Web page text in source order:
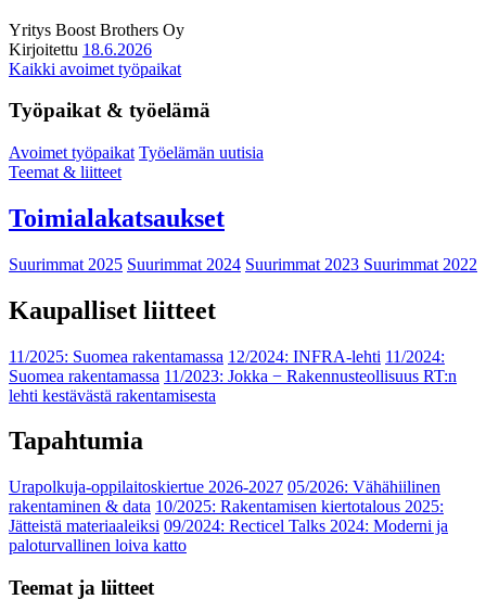
Yritys Boost Brothers Oy
Kirjoitettu 18.6.2026
Kaikki avoimet työpaikat
Työpaikat & työelämä
Avoimet työpaikat Työelämän uutisia
Teemat & liitteet
Toimialakatsaukset
Suurimmat 2025 Suurimmat 2024 Suurimmat 2023 Suurimmat 2022
Kaupalliset liitteet
11/2025: Suomea rakentamassa 12/2024: INFRA-lehti 11/2024:
Suomea rakentamassa 11/2023: Jokka − Rakennusteollisuus RT:n
lehti kestävästä rakentamisesta
Tapahtumia
Urapolkuja-oppilaitoskiertue 2026-2027 05/2026: Vähähiilinen
rakentaminen & data 10/2025: Rakentamisen kiertotalous 2025:
Jätteistä materiaaleiksi 09/2024: Recticel Talks 2024: Moderni ja
paloturvallinen loiva katto
Teemat ja liitteet